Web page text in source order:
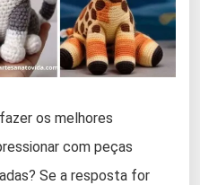
os melhores
com peças
Se a resposta for